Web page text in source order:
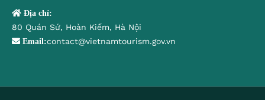
Địa chỉ:
80 Quán Sứ, Hoàn Kiếm, Hà Nội
Email:contact@vietnamtourism.gov.vn